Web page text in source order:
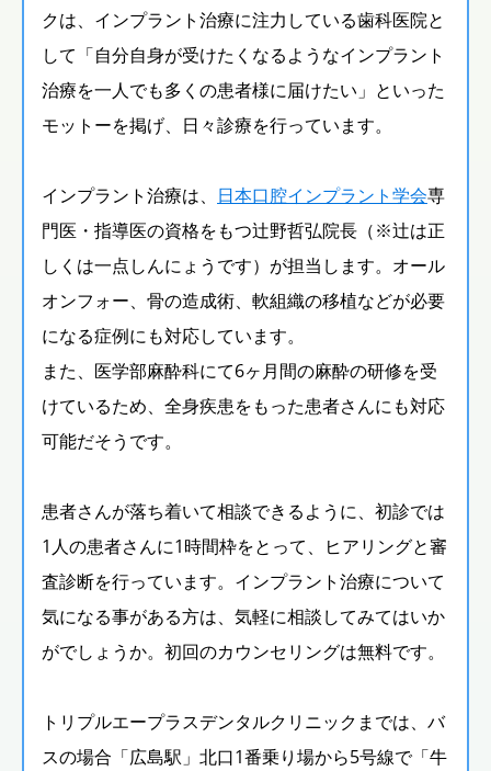
クは、インプラント治療に注力している歯科医院と
して「自分自身が受けたくなるようなインプラント
治療を一人でも多くの患者様に届けたい」といった
モットーを掲げ、日々診療を行っています。
インプラント治療は、 日本口腔インプラント学会専
門医・指導医の資格をもつ辻野哲弘院長（※辻は正
しくは一点しんにょうです）が担当します。オール
オンフォー、骨の造成術、軟組織の移植などが必要
になる症例にも対応しています。
また、医学部麻酔科にて6ヶ月間の麻酔の研修を受
けているため、全身疾患をもった患者さんにも対応
可能だそうです。
患者さんが落ち着いて相談できるように、初診では
1人の患者さんに1時間枠をとって、ヒアリングと審
査診断を行っています。インプラント治療について
気になる事がある方は、気軽に相談してみてはいか
がでしょうか。初回のカウンセリングは無料です。
トリプルエープラスデンタルクリニックまでは、バ
スの場合「広島駅」北口1番乗り場から5号線で「牛